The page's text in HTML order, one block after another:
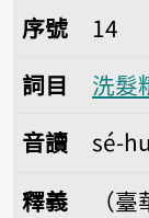
序號14洗髮精
序號
14
詞目
洗髮
音讀
sé-
釋義
（